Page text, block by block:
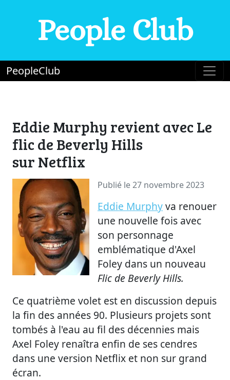
People Club
PeopleClub
Eddie Murphy revient avec Le
flic de Beverly Hills
sur Netflix
Publié le 27 novembre 2023
Eddie Murphyva renouer
une nouvelle fois avec
son personnage
emblématique d'Axel
Foley dans un nouveau
Flic de Beverly Hills.
Ce quatrième volet est en discussion depuis
la fin des années 90. Plusieurs projets sont
tombés à l'eau au fil des décennies mais
Axel Foley renaîtra enfin de ses cendres
dans une version Netflix et non sur grand
écran.